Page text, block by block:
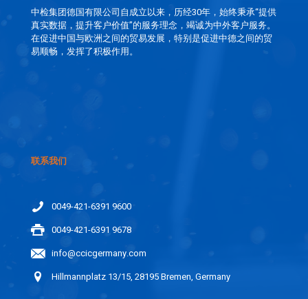
中检集团德国有限公司自成立以来，历经30年，始终秉承“提供
真实数据，提升客户价值”的服务理念，竭诚为中外客户服务。
在促进中国与欧洲之间的贸易发展，特别是促进中德之间的贸
易顺畅，发挥了积极作用。
联系我们
0049-421-6391 9600
0049-421-6391 9678
info@ccicgermany.com
Hillmannplatz 13/15, 28195 Bremen, Germany